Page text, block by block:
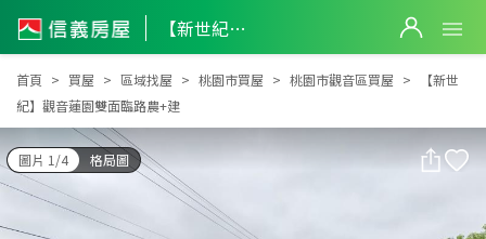
【新世紀】觀音蓮園雙面臨路農+建
【新世紀】觀音蓮園雙面臨路農+建
首頁 買屋 區域找屋 桃園市買屋 桃園市觀音區買屋
【新世
紀】觀音蓮園雙面臨路農+建
圖片 1/4 格局圖